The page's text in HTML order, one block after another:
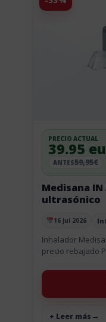
Publicado el
16 Jul 2026
Medisana
ultrasónico
PRECIO ACTUAL
39.95
ANTES59,95€
Inhalador
precio rebajado
tanto en casa...
+ Leer más